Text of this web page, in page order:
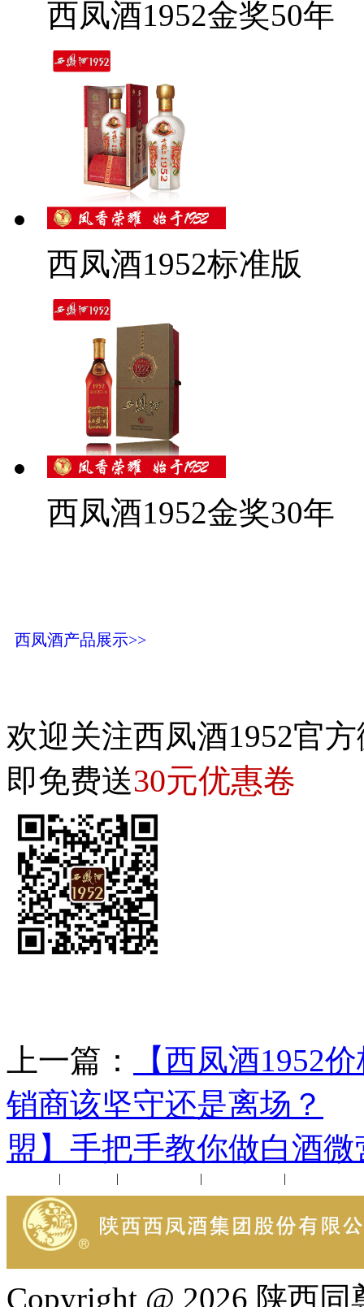
西凤酒1952金奖50年
西凤酒1952标准版
西凤酒1952金奖30年
西凤酒产品展示>>
欢迎关注西凤酒1952官
即免费送30元优惠卷
上一篇：
【西凤酒1952
销商该坚守还是离场？
盟】手把手教你做白酒微
| | | |
Copyright @ 2026 陕西